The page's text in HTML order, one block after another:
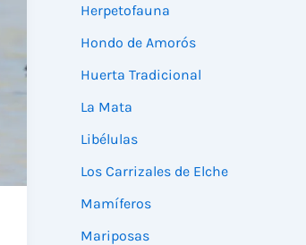
Herpetofauna
Hondo de Amorós
Huerta Tradicional
La Mata
Libélulas
Los Carrizales de Elche
Mamíferos
Mariposas